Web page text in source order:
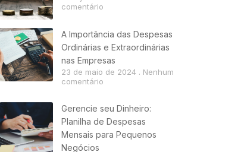
comentário
A Importância das Despesas
Ordinárias e Extraordinárias
nas Empresas
23 de maio de 2024
Nenhum
comentário
Gerencie seu Dinheiro:
Planilha de Despesas
Mensais para Pequenos
Negócios